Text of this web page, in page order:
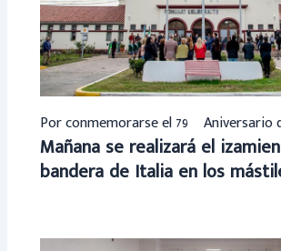
Por conmemorarse el 79º Aniversario
Mañana se realizará el
bandera de Italia en los